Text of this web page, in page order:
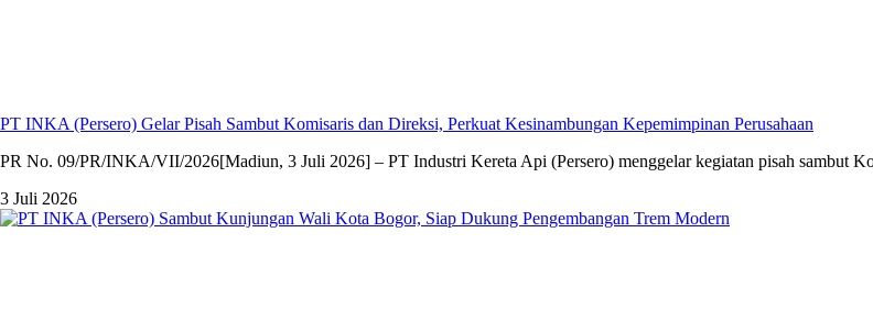
PT INKA (Persero) Gelar Pisah Sambut Komisaris dan Direksi, Perkuat Kesinambungan Kepemimpinan Perusahaan
PR No. 09/PR/INKA/VII/2026[Madiun, 3 Juli 2026] – PT Industri Kereta Api (Persero) menggelar kegiatan pisah sambut
3 Juli 2026